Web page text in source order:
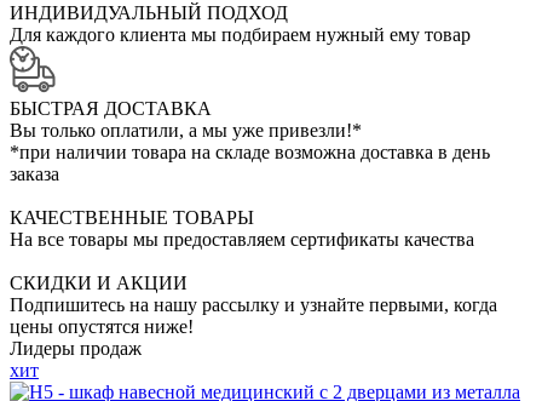
ИНДИВИДУАЛЬНЫЙ ПОДХОД
Для каждого клиента мы подбираем нужный ему товар
БЫСТРАЯ ДОСТАВКА
Вы только оплатили, а мы уже привезли!*
*при наличии товара на складе возможна доставка в день
заказа
КАЧЕСТВЕННЫЕ ТОВАРЫ
На все товары мы предоставляем сертификаты качества
СКИДКИ И АКЦИИ
Подпишитесь на нашу рассылку и узнайте первыми, когда
цены опустятся ниже!
Лидеры продаж
хит